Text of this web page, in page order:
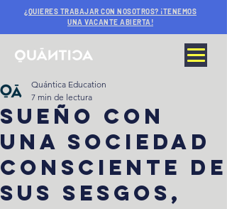
¿QUIERES TRABAJAR CON NOSOTROS? ¡TENEMOS
UNA VACANTE ABIERTA!
Sueño con
una sociedad
consciente de
sus sesgos,
Quántica Education
7 min de lectura